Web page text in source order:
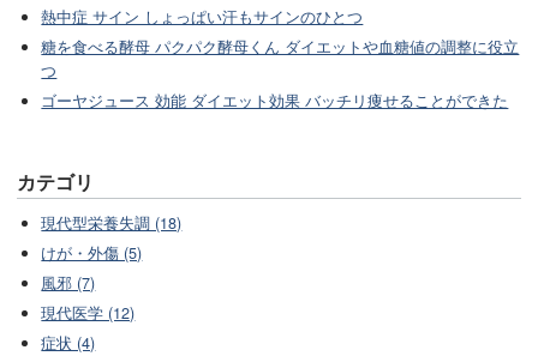
熱中症 サイン しょっぱい汗もサインのひとつ
糖を食べる酵母 パクパク酵母くん ダイエットや血糖値の調整に役立
つ
ゴーヤジュース 効能 ダイエット効果 バッチリ痩せることができた
カテゴリ
現代型栄養失調 (18)
けが・外傷 (5)
風邪 (7)
現代医学 (12)
症状 (4)